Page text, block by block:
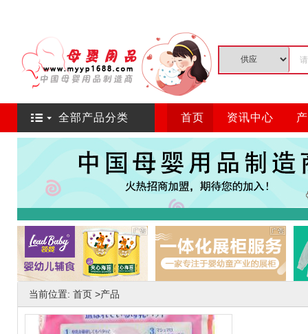
全部产品分类 首页 资讯中心
当前位置: 首页 >产品